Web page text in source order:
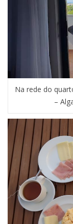
Na rede do
–